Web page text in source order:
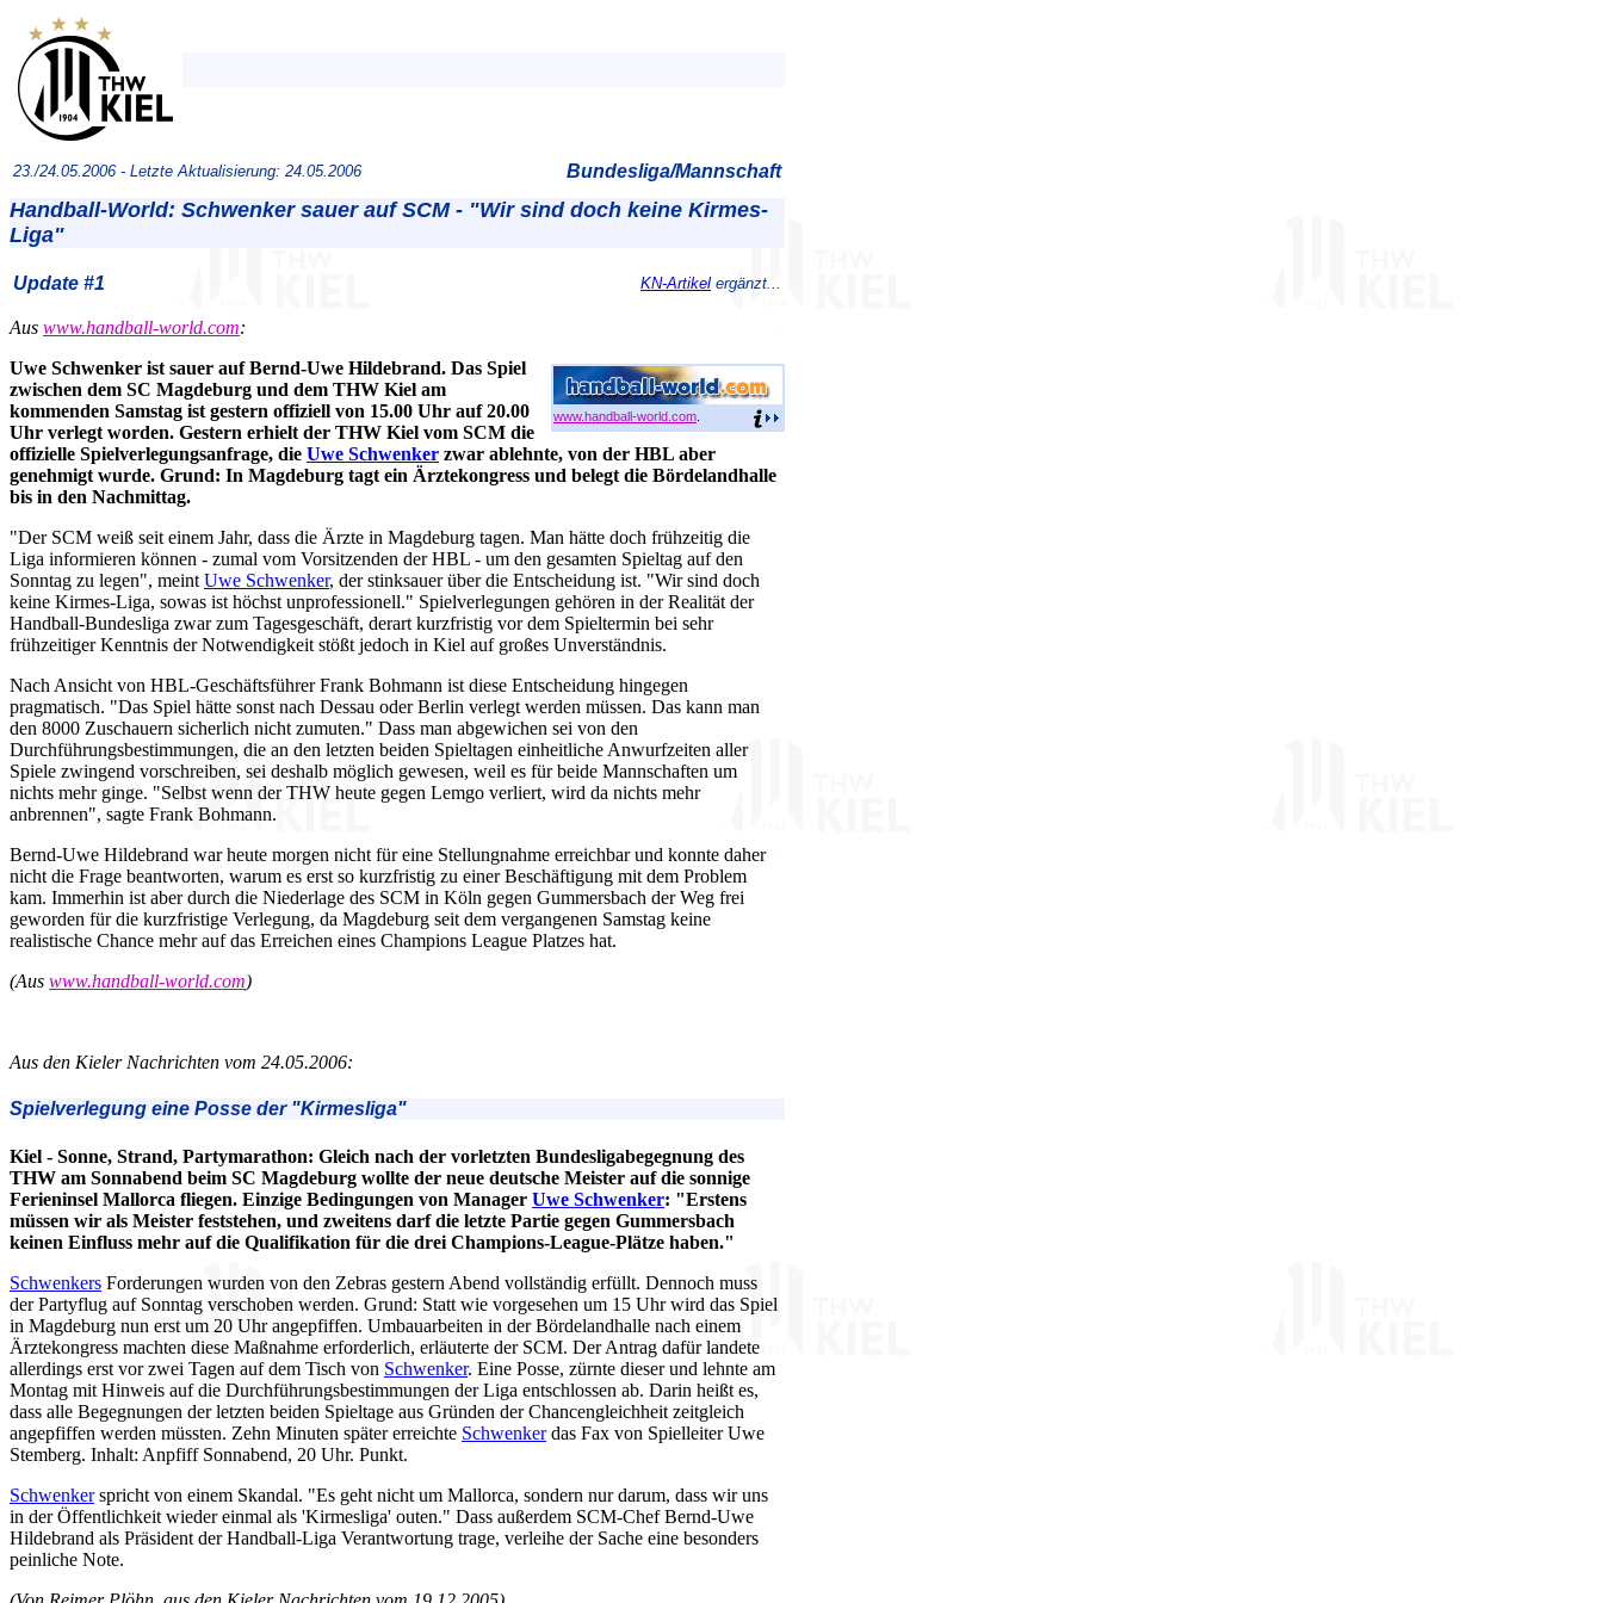
23./24.05.2006 - Letzte Aktualisierung: 24.05.2006 Bundesliga/Mannschaft
Handball-World: Schwenker sauer auf SCM - "Wir sind doch keine Kirmes-
Liga"
Update #1 KN-Artikel ergänzt...
Aus www.handball-world.com:
www.handball-world.com
Uwe Schwenker ist sauer auf Bernd-Uwe Hildebrand. Das Spiel
zwischen dem SC Magdeburg und dem THW Kiel am
kommenden Samstag ist gestern offiziell von 15.00 Uhr auf 20.00
Uhr verlegt worden. Gestern erhielt der THW Kiel vom SCM die
offizielle Spielverlegungsanfrage, die Uwe Schwenker zwar ablehnte, von der HBL aber
genehmigt wurde. Grund: In Magdeburg tagt ein Ärztekongress und belegt die Bördelandhalle
bis in den Nachmittag.
"Der SCM weiß seit einem Jahr, dass die Ärzte in Magdeburg tagen. Man hätte doch frühzeitig die
Liga informieren können - zumal vom Vorsitzenden der HBL - um den gesamten Spieltag auf den
Sonntag zu legen", meint Uwe Schwenker, der stinksauer über die Entscheidung ist. "Wir sind doch
keine Kirmes-Liga, sowas ist höchst unprofessionell." Spielverlegungen gehören in der Realität der
Handball-Bundesliga zwar zum Tagesgeschäft, derart kurzfristig vor dem Spieltermin bei sehr
frühzeitiger Kenntnis der Notwendigkeit stößt jedoch in Kiel auf großes Unverständnis.
Nach Ansicht von HBL-Geschäftsführer Frank Bohmann ist diese Entscheidung hingegen
pragmatisch. "Das Spiel hätte sonst nach Dessau oder Berlin verlegt werden müssen. Das kann man
den 8000 Zuschauern sicherlich nicht zumuten." Dass man abgewichen sei von den
Durchführungsbestimmungen, die an den letzten beiden Spieltagen einheitliche Anwurfzeiten aller
Spiele zwingend vorschreiben, sei deshalb möglich gewesen, weil es für beide Mannschaften um
nichts mehr ginge. "Selbst wenn der THW heute gegen Lemgo verliert, wird da nichts mehr
anbrennen", sagte Frank Bohmann.
Bernd-Uwe Hildebrand war heute morgen nicht für eine Stellungnahme erreichbar und konnte daher
nicht die Frage beantworten, warum es erst so kurzfristig zu einer Beschäftigung mit dem Problem
kam. Immerhin ist aber durch die Niederlage des SCM in Köln gegen Gummersbach der Weg frei
geworden für die kurzfristige Verlegung, da Magdeburg seit dem vergangenen Samstag keine
realistische Chance mehr auf das Erreichen eines Champions League Platzes hat.
(Aus www.handball-world.com)
Aus den Kieler Nachrichten vom 24.05.2006:
Spielverlegung eine Posse der "Kirmesliga"
Kiel - Sonne, Strand, Partymarathon: Gleich nach der vorletzten Bundesligabegegnung des
THW am Sonnabend beim SC Magdeburg wollte der neue deutsche Meister auf die sonnige
Ferieninsel Mallorca fliegen. Einzige Bedingungen von Manager Uwe Schwenker: "Erstens
müssen wir als Meister feststehen, und zweitens darf die letzte Partie gegen Gummersbach
keinen Einfluss mehr auf die Qualifikation für die drei Champions-League-Plätze haben."
Schwenkers Forderungen wurden von den Zebras gestern Abend vollständig erfüllt. Dennoch muss
der Partyflug auf Sonntag verschoben werden. Grund: Statt wie vorgesehen um 15 Uhr wird das Spiel
in Magdeburg nun erst um 20 Uhr angepfiffen. Umbauarbeiten in der Bördelandhalle nach einem
Ärztekongress machten diese Maßnahme erforderlich, erläuterte der SCM. Der Antrag dafür landete
allerdings erst vor zwei Tagen auf dem Tisch von Schwenker. Eine Posse, zürnte dieser und lehnte am
Montag mit Hinweis auf die Durchführungsbestimmungen der Liga entschlossen ab. Darin heißt es,
dass alle Begegnungen der letzten beiden Spieltage aus Gründen der Chancengleichheit zeitgleich
angepfiffen werden müssten. Zehn Minuten später erreichte Schwenkerdas Fax von Spielleiter Uwe
Stemberg. Inhalt: Anpfiff Sonnabend, 20 Uhr. Punkt.
Schwenkerspricht von einem Skandal. "Es geht nicht um Mallorca, sondern nur darum, dass wir uns
in der Öffentlichkeit wieder einmal als 'Kirmesliga' outen." Dass außerdem SCM-Chef Bernd-Uwe
Hildebrand als Präsident der Handball-Liga Verantwortung trage, verleihe der Sache eine besonders
peinliche Note.